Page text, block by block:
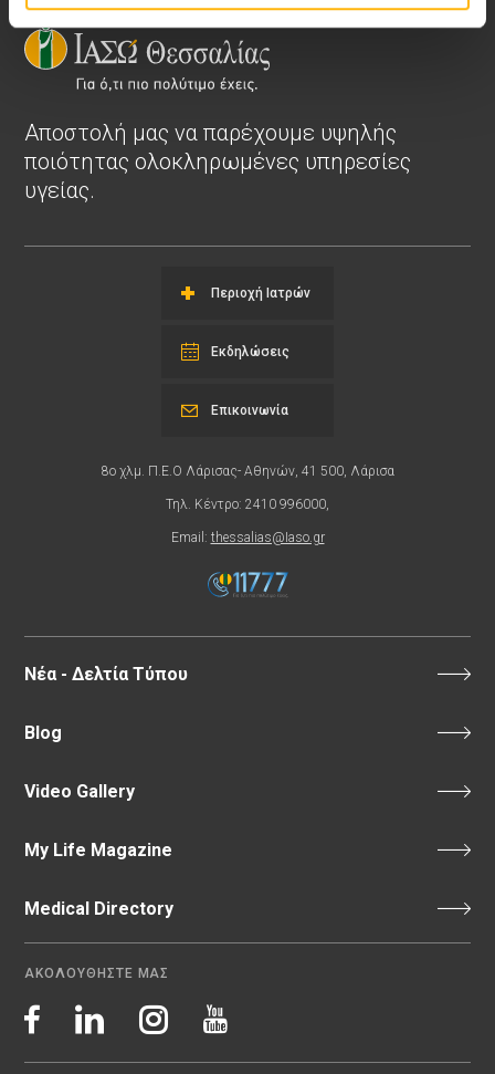
Αποστολή μας να παρέχουμε υψηλής
ποιότητας ολοκληρωμένες υπηρεσίες
υγείας.
Περιοχή Ιατρών
Εκδηλώσεις
8ο χλμ. Π.Ε.Ο Λάρισας- Αθηνών, 41 500, Λάρισα
Τηλ. Κέντρο: 2410 996000,
Email: thessalias@Iaso.gr
Επικοινωνία
Νέα - Δελτία Τύπου
Blog
Video Gallery
My Life Magazine
Medical Directory
ΑΚΟΛΟΥΘΗΣΤΕ ΜΑΣ